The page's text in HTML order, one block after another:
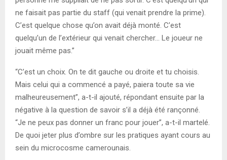
ne faisait pas partie du staff (qui venait prendre la prime).
C’est quelque chose qu’on avait déjà monté. C’est
quelqu’un de l’extérieur qui venait chercher… Le joueur ne
jouait même pas.”
“C’est un choix. On te dit gauche ou droite et tu choisis.
Mais celui qui a commencé a payé, paiera toute sa vie
malheureusement”, a-t-il ajouté, répondant ensuite par la
négative à la question de savoir s’il a déjà été rançonné.
“Je ne peux pas donner un franc pour jouer”, a-t-il martelé.
De quoi jeter plus d’ombre sur les pratiques ayant cours au
sein du microcosme camerounais.